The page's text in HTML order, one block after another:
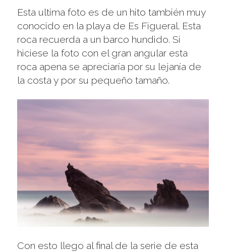
Esta ultima foto es de un hito también muy
conocido en la playa de Es Figueral. Esta
roca recuerda a un barco hundido. Si
hiciese la foto con el gran angular esta
roca apena se apreciaría por su lejanía de
la costa y por su pequeño tamaño.
Con esto llego al final de la serie de esta